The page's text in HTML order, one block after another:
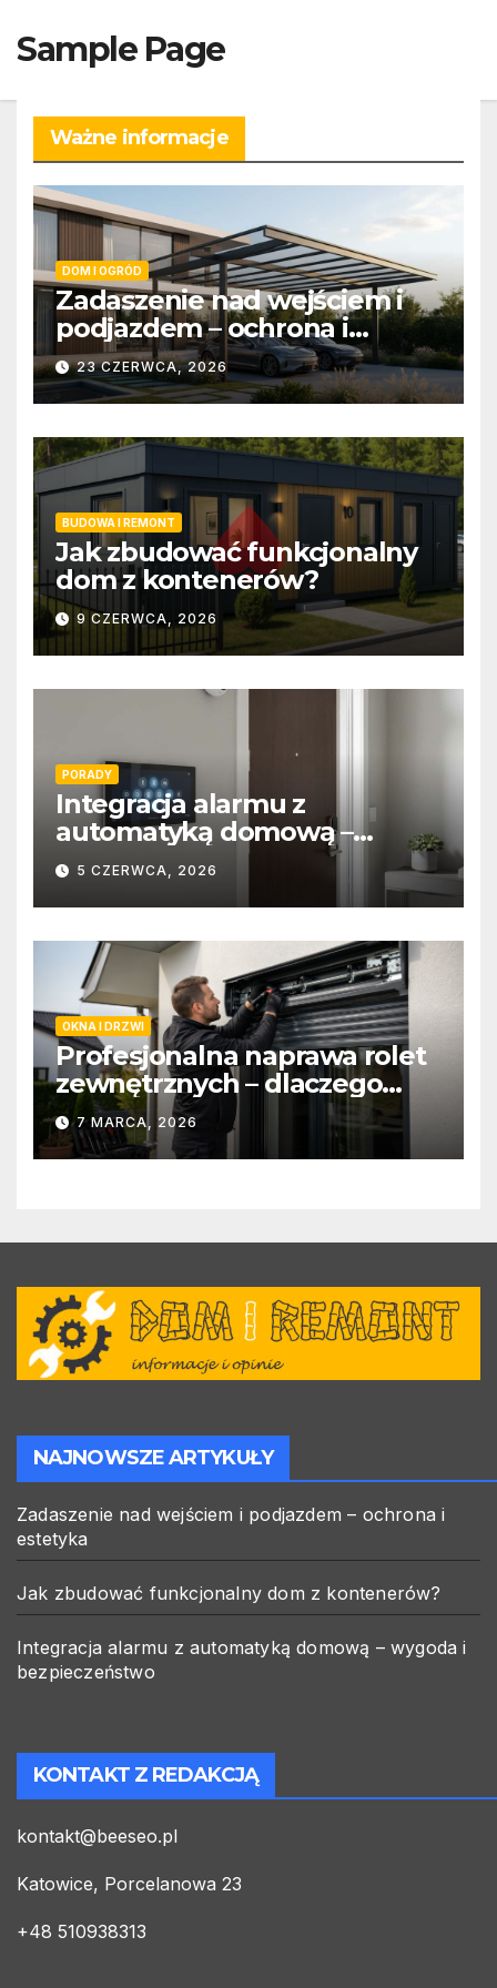
Sample Page
Ważne informacje
DOM I OGRÓD
Zadaszenie nad wejściem i
podjazdem – ochrona i
estetyka
23 CZERWCA, 2026
BUDOWA I REMONT
Jak zbudować funkcjonalny
dom z kontenerów?
9 CZERWCA, 2026
PORADY
Integracja alarmu z
automatyką domową –
wygoda i bezpieczeństwo
5 CZERWCA, 2026
OKNA I DRZWI
Profesjonalna naprawa rolet
zewnętrznych – dlaczego
warto zlecić ją specjalistom?
7 MARCA, 2026
NAJNOWSZE ARTYKUŁY
Zadaszenie nad wejściem i podjazdem – ochrona i
estetyka
Jak zbudować funkcjonalny dom z kontenerów?
Integracja alarmu z automatyką domową – wygoda i
bezpieczeństwo
KONTAKT Z REDAKCJĄ
kontakt@beeseo.pl
Katowice, Porcelanowa 23
+48 510938313